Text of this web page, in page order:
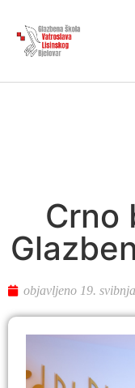
Crno
objavljeno 19.